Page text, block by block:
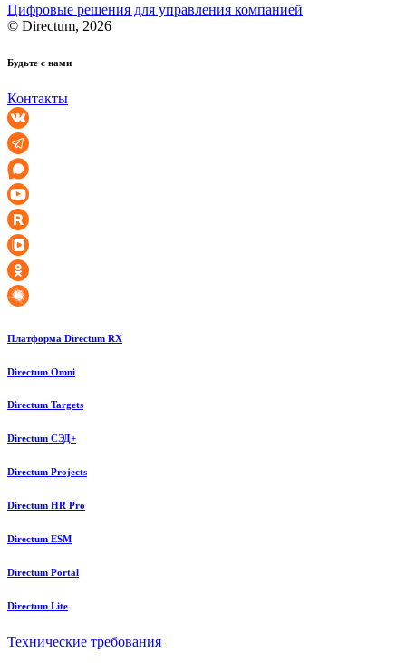
Цифровые решения для управления компанией
© Directum, 2026
Будьте с нами
Контакты
Платформа Directum RX
Directum Omni
Directum Targets
Directum СЭД+
Directum Projects
Directum HR Pro
Directum ESM
Directum Portal
Directum Lite
Технические требования